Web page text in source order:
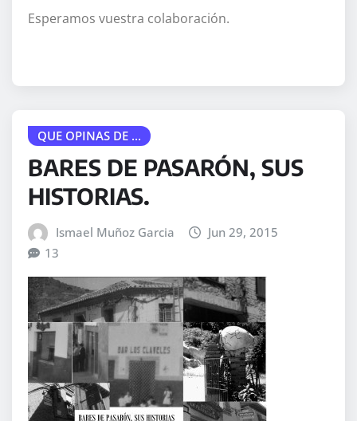
Esperamos vuestra colaboración.
QUE OPINAS DE ...
BARES DE PASARÓN, SUS
HISTORIAS.
Ismael Muñoz Garcia
Jun 29, 2015
13